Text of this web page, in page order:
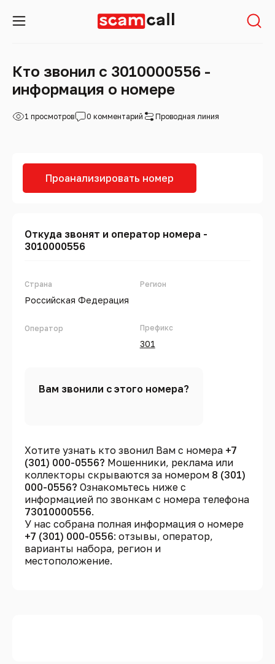
Кто звонил с 3010000556 -
информация о номере
1 просмотров 0 комментарий Проводная линия
Проанализировать номер
Откуда звонят и оператор номера -
3010000556
Страна
Российская Федерация
Оператор
Регион
Префикс
301
Вам звонили с этого номера?
Хотите узнать кто звонил Вам с номера +7
(301) 000-0556? Мошенники, реклама или
коллекторы скрываются за номером 8 (301)
000-0556? Ознакомьтесь ниже с
информацией по звонкам с номера телефона
73010000556.
У нас собрана полная информация о номере
+7 (301) 000-0556: отзывы, оператор,
варианты набора, регион и
местоположение.